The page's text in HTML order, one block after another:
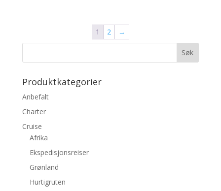
1 2 →
Produktkategorier
Anbefalt
Charter
Cruise
Afrika
Ekspedisjonsreiser
Grønland
Hurtigruten